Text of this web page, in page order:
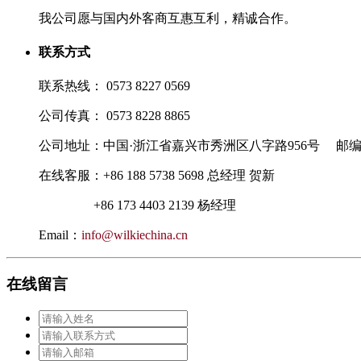
我公司愿与国内外客商互惠互利，精诚合作。
联系方式
联系热线： 0573 8227 0569
公司传真： 0573 8228 8865
公司地址：中国·浙江省嘉兴市秀洲区八字路956号 邮编
在线客服 ： +86 188 5738 5698 总经理 贺新
+86 173 4403 2139 杨经理
Email： info@wilkiechina.cn
在线留言